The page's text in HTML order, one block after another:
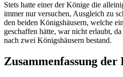
Stets hatte einer der Könige die
immer nur versuchen, Ausgleich zu
den beiden Königshäusern, welche
geschaffen hätte, war nicht erlaubt,
nach zwei Königshäusern bestand.
Zusammenfassung der